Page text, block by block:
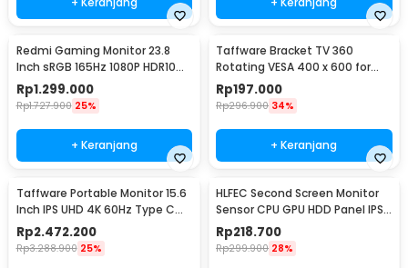
Redmi Gaming Monitor 23.8
Inch sRGB 165Hz 1080P HDR10
1ms - G24
Rp1.299.000
Rp1.727.900 25%
+ Keranjang
Taffware Bracket TV 360
Rotating VESA 400 x 600 for
32-65 Inch TV - DN06
Rp197.000
Rp296.900 34%
+ Keranjang
Taffware Portable Monitor 15.6
Inch IPS UHD 4K 60Hz Type C
Mini HDMI - SJD1505
Rp2.472.200
Rp3.288.900 25%
HLFEC Second Screen Monitor
Sensor CPU GPU HDD Panel IPS
3.5 Inch - HL-3
Rp218.700
Rp299.900 28%